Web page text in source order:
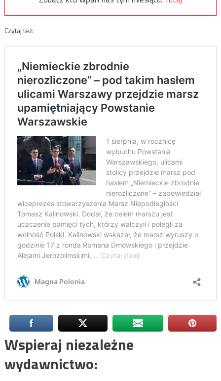
Czytaj też:
Wspieraj niezależne
wydawnictwo: